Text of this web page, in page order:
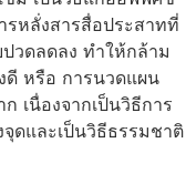
รหลั่งสารสื่อประสาทที่
วดลดลง ทำให้กล้าม
ดี หรือ การนวดแผน
เนื่องจากเป็นวิธีการ
จุดและเป็นวิธีธรรมชาติ